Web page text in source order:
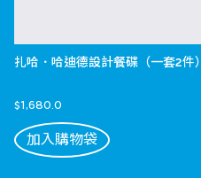
扎哈．哈迪德設計餐碟（一套2件）
$1,680.0
加入購物袋